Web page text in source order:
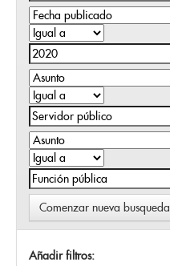
Comenzar nueva busqueda
Añadir filtros: